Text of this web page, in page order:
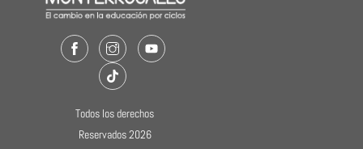
FacebookInstagramYoutube
TikTok
Todos los derechos
Reservados 2026